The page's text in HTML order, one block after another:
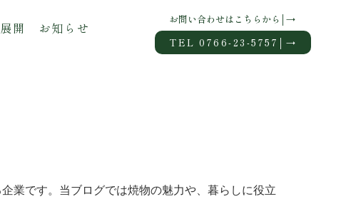
開 お知らせ
お問い合わせはこちらから│→
TEL 0766-23-5757│→
業です。当ブログでは焼物の魅力や、暮らしに役立